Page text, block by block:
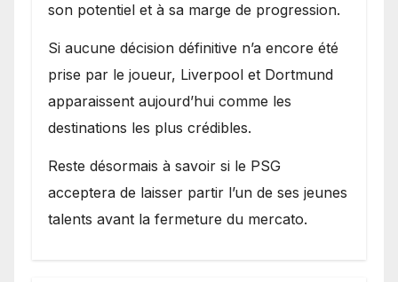
son potentiel et à sa marge de progression.
Si aucune décision définitive n’a encore été
prise par le joueur, Liverpool et Dortmund
apparaissent aujourd’hui comme les
destinations les plus crédibles.
Reste désormais à savoir si le PSG
acceptera de laisser partir l’un de ses jeunes
talents avant la fermeture du mercato.